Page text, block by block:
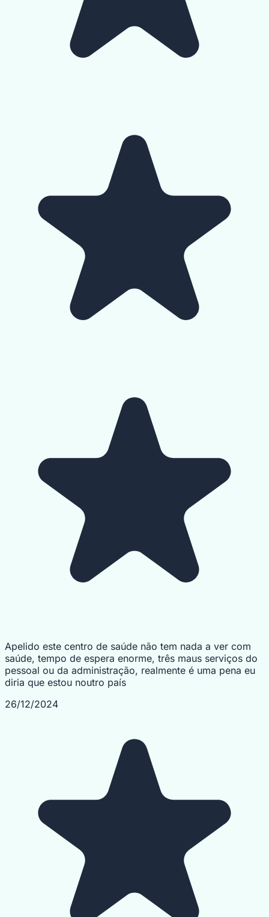
Apelido este centro de saúde não tem nada a ver com
saúde, tempo de espera enorme, três maus serviços do
pessoal ou da administração, realmente é uma pena eu
diria que estou noutro país
26/12/2024